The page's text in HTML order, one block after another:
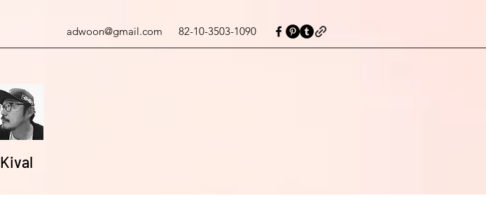
adwoon@gmail.com 82-10-3503-1090
Kival